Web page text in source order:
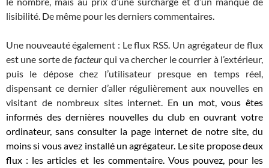
lisibilité. De même pour les derniers commentaires.
Une nouveauté également : Le flux RSS. Un agrégateur de flux
est une sorte de facteurqui va chercher le courrier à l’extérieur,
puis le dépose chez l’utilisateur presque en temps réel,
dispensant ce dernier d’aller régulièrement aux nouvelles en
visitant de nombreux sites internet. En un mot, vous êtes
informés des dernières nouvelles du club en ouvrant votre
ordinateur, sans consulter la page internet de notre site, du
moins si vous avez installé un agrégateur. Le site propose deux
flux : les articles et les commentaire. Vous pouvez, pour les